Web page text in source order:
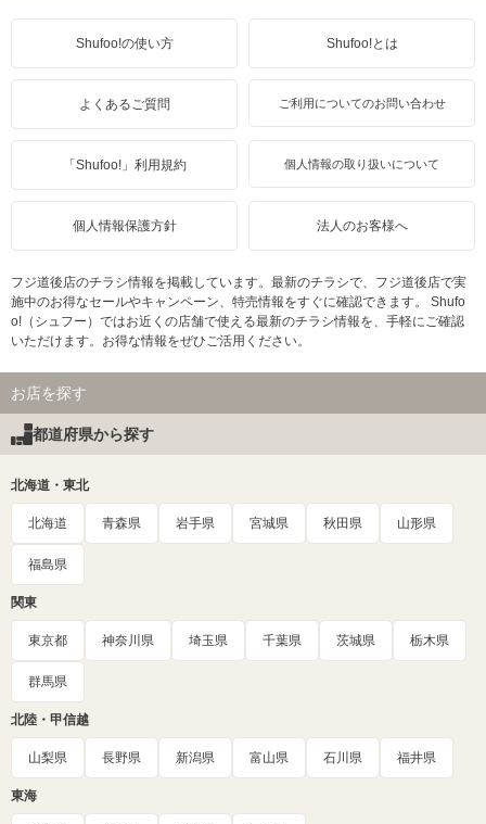
Shufoo!の使い方 Shufoo!とは
よくあるご質問 ご利用についてのお問い合わせ
「Shufoo!」利用規約 個人情報の取り扱いについて
個人情報保護方針 法人のお客様へ
フジ道後店のチラシ情報を掲載しています。最新のチラシで、フジ道後店で実
施中のお得なセールやキャンペーン、特売情報をすぐに確認できます。 Shufo
o!（シュフー）ではお近くの店舗で使える最新のチラシ情報を、手軽にご確認
いただけます。お得な情報をぜひご活用ください。
お店を探す
都道府県から探す
北海道・東北
北海道 青森県 岩手県 宮城県 秋田県 山形県
福島県
関東
東京都 神奈川県 埼玉県 千葉県 茨城県 栃木県
群馬県
北陸・甲信越
山梨県 長野県 新潟県 富山県 石川県 福井県
東海